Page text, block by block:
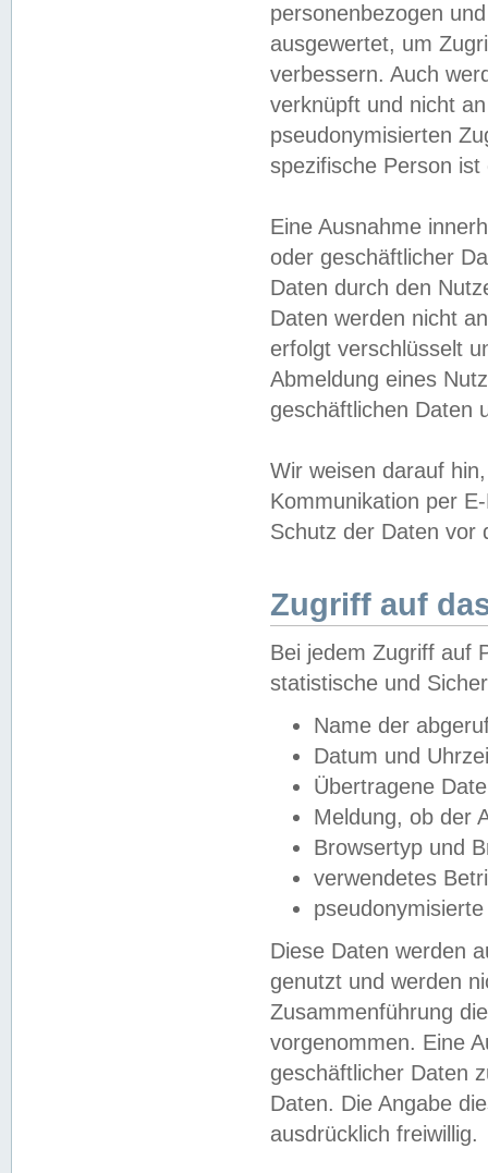
personenbezogen
ausgewertet, um
verbessern. Auch
verknüpft und nicht
pseudonymisierten
spezifische Person
Eine Ausnahme
oder geschäftlicher
Daten durch den
Daten werden nicht
erfolgt verschlüsselt
Abmeldung eines
geschäftlichen Daten
Wir weisen darauf
Kommunikation per
Schutz der Daten vor
Zugriff auf
Bei jedem Zugriff auf
statistische und
Name der
Datum und
Übertragene
Meldung, ob der
Browsertyp und
verwendetes
Diese Daten werden
genutzt und werden
Zusammenführung
vorgenommen. Eine
geschäftlicher Daten
Daten. Die Angabe
ausdrücklich freiwillig.